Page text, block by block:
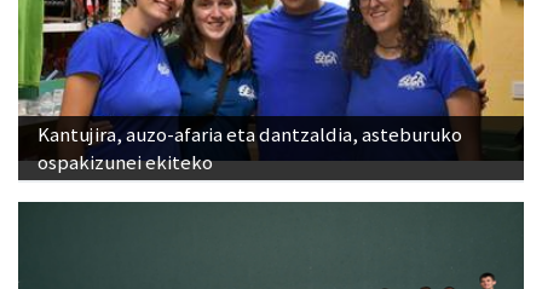
Kantujira, auzo-afaria eta dantzaldia, asteburuko
ospakizunei ekiteko